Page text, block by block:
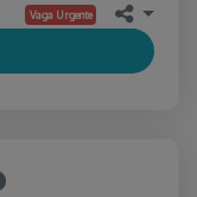
Vaga Urgente